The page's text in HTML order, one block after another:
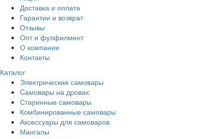
Доставка и оплата
Гарантии и возврат
Отзывы
Опт и фулфилмент
О компании
Контакты
Каталог
Электрические самовары
Cамовары на дровах
Старинные самовары
Комбинированные самовары
Аксессуары для самоваров
Мангалы